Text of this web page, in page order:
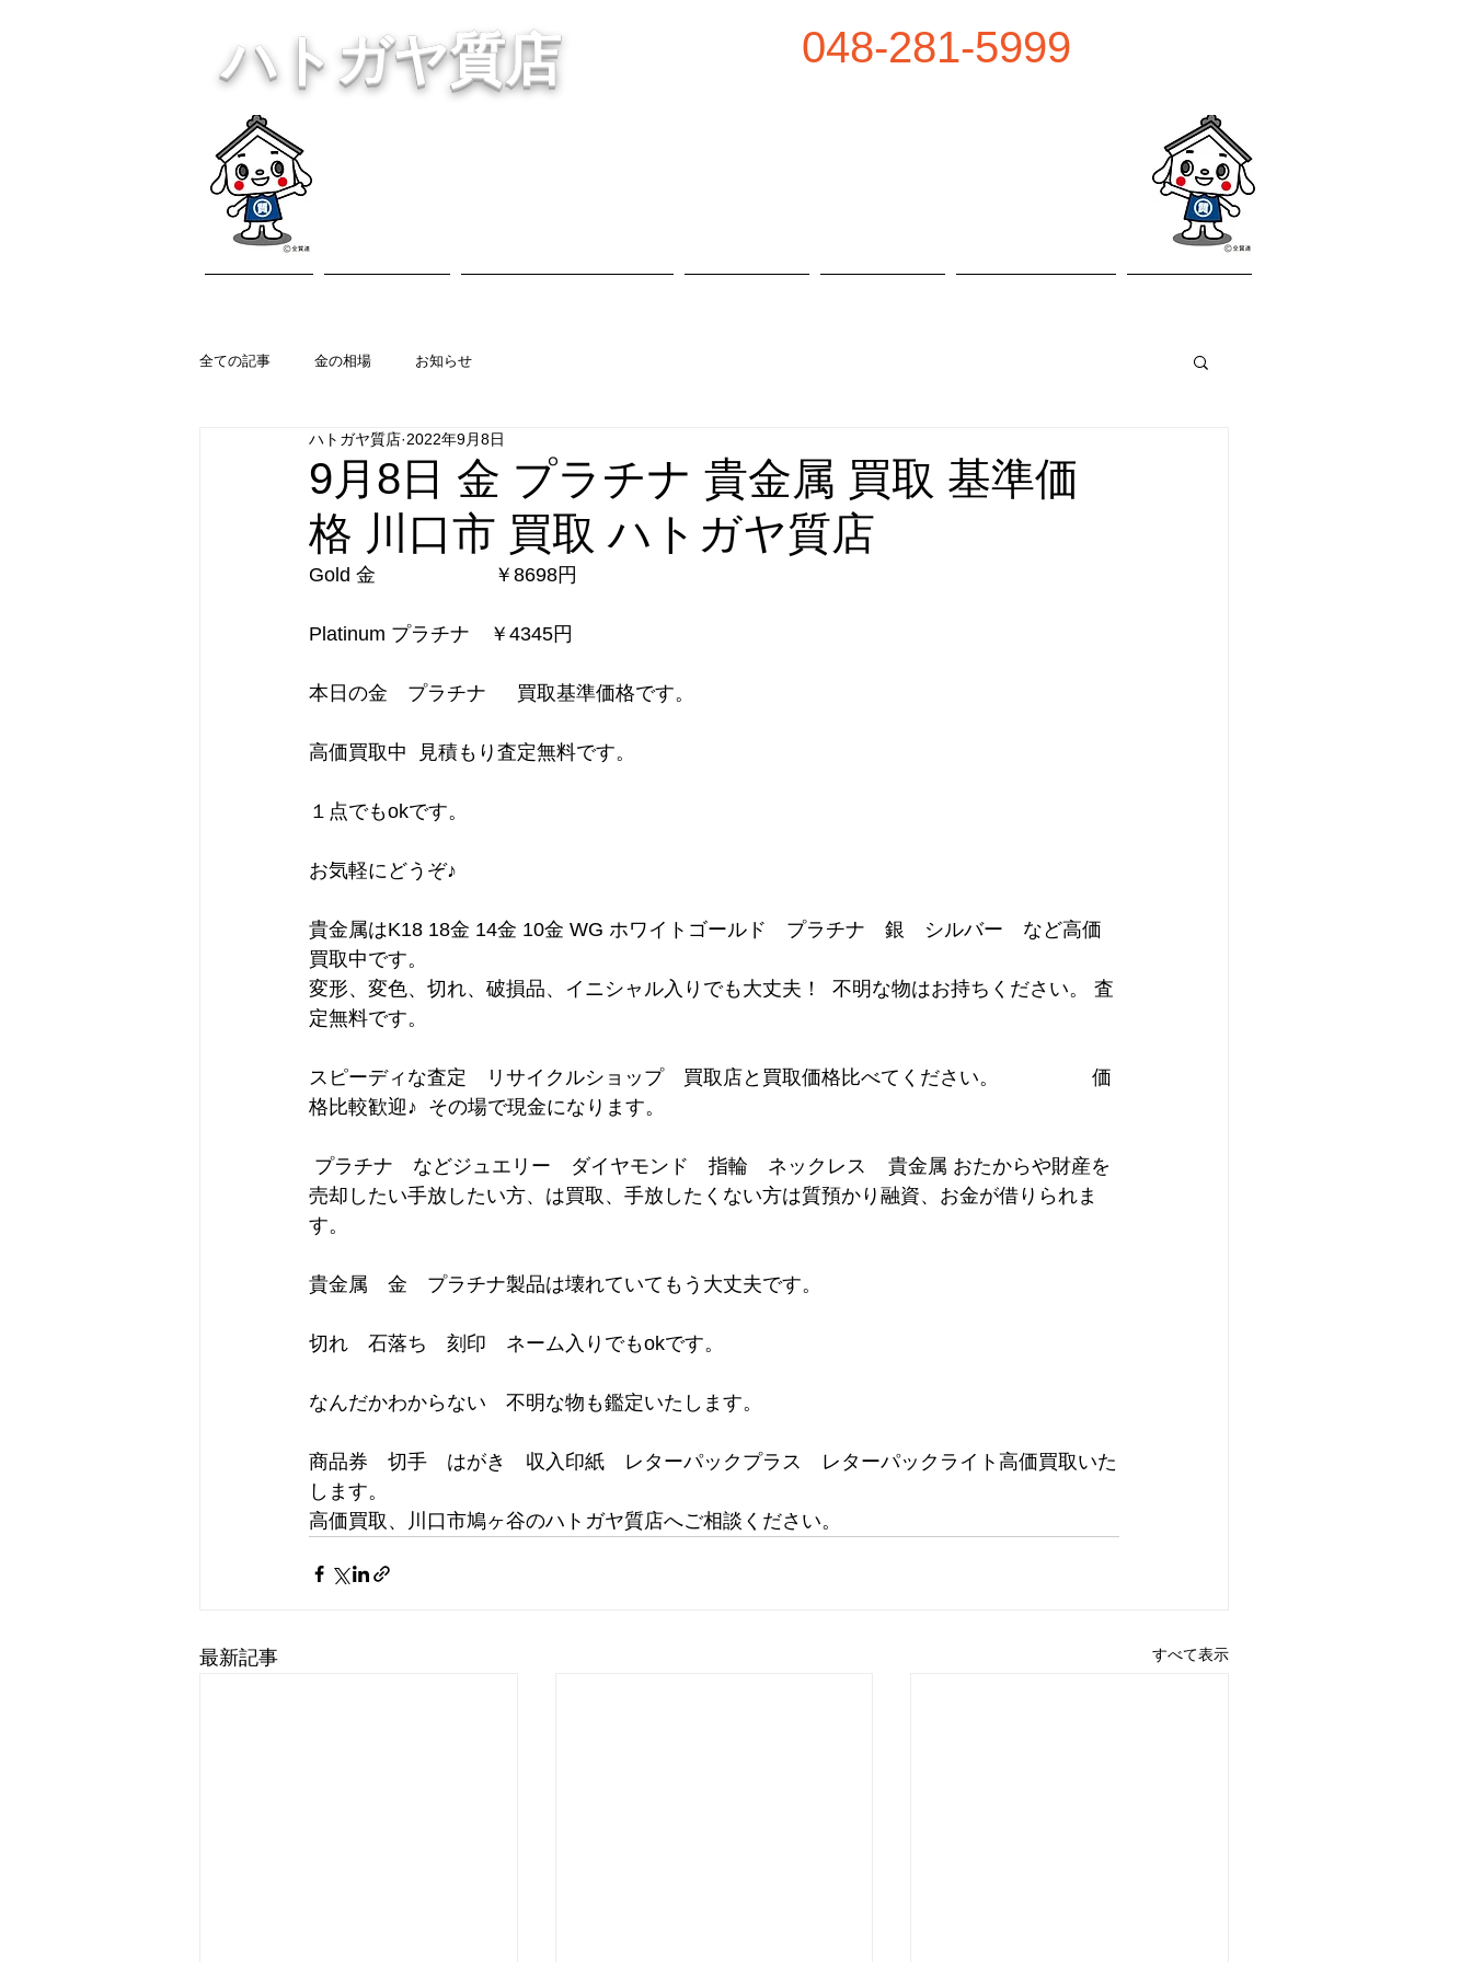
ハトガヤ質店 048-281-5999
全ての記事 金の相場 お知らせ
9月8日 金 プラチナ 貴金属 買取 基準価
格 川口市 買取 ハトガヤ質店
ハトガヤ質店 2022年9月8日
Gold 金　　　　　　￥8698円
Platinum プラチナ　￥4345円
本日の金　プラチナ　  買取基準価格です。
高価買取中  見積もり査定無料です。
１点でもokです。
お気軽にどうぞ♪
貴金属はK18 18金 14金 10金 WG ホワイトゴールド　プラチナ　銀　シルバー　など高価
買取中です。
変形、変色、切れ、破損品、イニシャル入りでも大丈夫！  不明な物はお持ちください。 査
定無料です。
スピーディな査定　リサイクルショップ　買取店と買取価格比べてください。                 価
格比較歓迎♪  その場で現金になります。
売却したい手放したい方、は買取、手放したくない方は質預かり融資、お金が借りられま
す。
貴金属　金　プラチナ製品は壊れていてもう大丈夫です。
切れ　石落ち　刻印　ネーム入りでもokです。
なんだかわからない　不明な物も鑑定いたします。
商品券　切手　はがき　収入印紙　レターパックプラス　レターパックライト高価買取いた
します。
高価買取、川口市鳩ヶ谷のハトガヤ質店へご相談ください。
最新記事 すべて表示